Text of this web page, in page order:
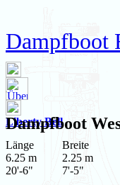
Dampfboot
Liberty Bell
Dampfboot
Länge
6.25 m
20'-6"
Breite
2.25 m
7'-5"